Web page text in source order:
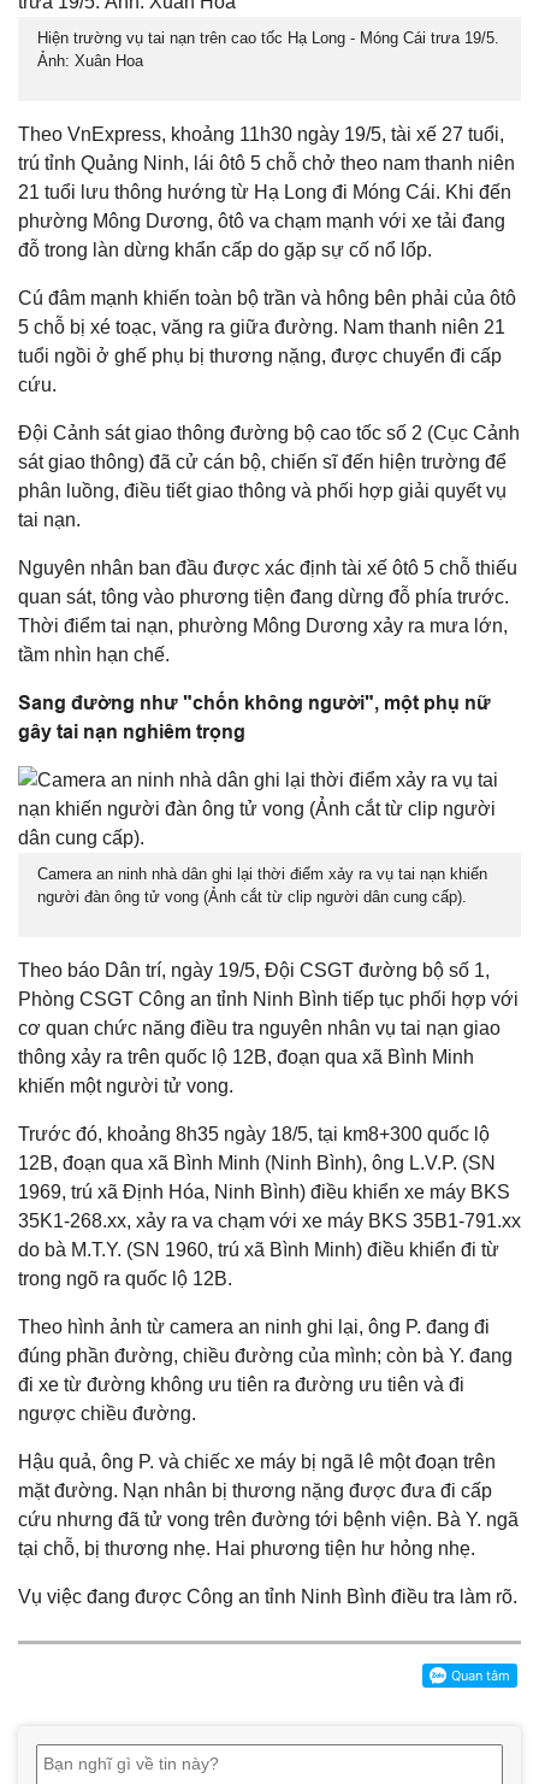
Hiện trường vụ tai nạn trên cao tốc Hạ Long - Móng Cái trưa 19/5.
Ảnh: Xuân Hoa
Theo VnExpress, khoảng 11h30 ngày 19/5, tài xế 27 tuổi,
trú tỉnh Quảng Ninh, lái ôtô 5 chỗ chở theo nam thanh niên
21 tuổi lưu thông hướng từ Hạ Long đi Móng Cái. Khi đến
phường Mông Dương, ôtô va chạm mạnh với xe tải đang
đỗ trong làn dừng khẩn cấp do gặp sự cố nổ lốp.
Cú đâm mạnh khiến toàn bộ trần và hông bên phải của ôtô
5 chỗ bị xé toạc, văng ra giữa đường. Nam thanh niên 21
tuổi ngồi ở ghế phụ bị thương nặng, được chuyển đi cấp
cứu.
Đội Cảnh sát giao thông đường bộ cao tốc số 2 (Cục Cảnh
sát giao thông) đã cử cán bộ, chiến sĩ đến hiện trường để
phân luồng, điều tiết giao thông và phối hợp giải quyết vụ
tai nạn.
Nguyên nhân ban đầu được xác định tài xế ôtô 5 chỗ thiếu
quan sát, tông vào phương tiện đang dừng đỗ phía trước.
Thời điểm tai nạn, phường Mông Dương xảy ra mưa lớn,
tầm nhìn hạn chế.
Sang đường như "chốn không người", một phụ nữ
gây tai nạn nghiêm trọng
Camera an ninh nhà dân ghi lại thời điểm xảy ra vụ tai nạn khiến
người đàn ông tử vong (Ảnh cắt từ clip người dân cung cấp).
Theo báo Dân trí, ngày 19/5, Đội CSGT đường bộ số 1,
Phòng CSGT Công an tỉnh Ninh Bình tiếp tục phối hợp với
cơ quan chức năng điều tra nguyên nhân vụ tai nạn giao
thông xảy ra trên quốc lộ 12B, đoạn qua xã Bình Minh
khiến một người tử vong.
Trước đó, khoảng 8h35 ngày 18/5, tại km8+300 quốc lộ
12B, đoạn qua xã Bình Minh (Ninh Bình), ông L.V.P. (SN
1969, trú xã Định Hóa, Ninh Bình) điều khiển xe máy BKS
35K1-268.xx, xảy ra va chạm với xe máy BKS 35B1-791.xx
do bà M.T.Y. (SN 1960, trú xã Bình Minh) điều khiển đi từ
trong ngõ ra quốc lộ 12B.
Theo hình ảnh từ camera an ninh ghi lại, ông P. đang đi
đúng phần đường, chiều đường của mình; còn bà Y. đang
đi xe từ đường không ưu tiên ra đường ưu tiên và đi
ngược chiều đường.
Hậu quả, ông P. và chiếc xe máy bị ngã lê một đoạn trên
mặt đường. Nạn nhân bị thương nặng được đưa đi cấp
cứu nhưng đã tử vong trên đường tới bệnh viện. Bà Y. ngã
tại chỗ, bị thương nhẹ. Hai phương tiện hư hỏng nhẹ.
Vụ việc đang được Công an tỉnh Ninh Bình điều tra làm rõ.